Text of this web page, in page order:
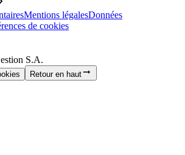
Mentions légalesDonnées
de cookies
S.A.
Retour en haut